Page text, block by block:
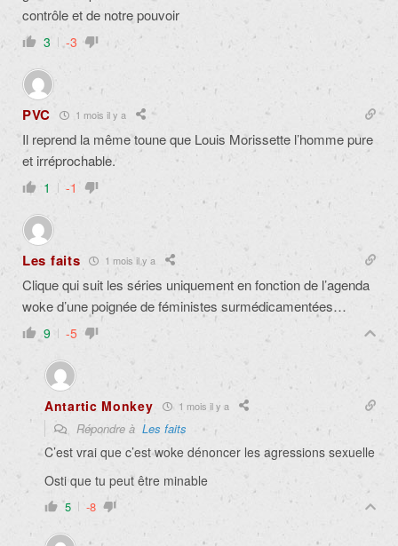
contrôle et de notre pouvoir
3 -3
PVC 1 mois il y a
Il reprend la même toune que Louis Morissette l’homme pure
et irréprochable.
1 -1
Les faits 1 mois il y a
Clique qui suit les séries uniquement en fonction de l’agenda
woke d’une poignée de féministes surmédicamentées…
9 -5
Antartic Monkey 1 mois il y a
Répondre à Les faits
C’est vrai que c’est woke dénoncer les agressions sexuelle
Osti que tu peut être minable
5 -8